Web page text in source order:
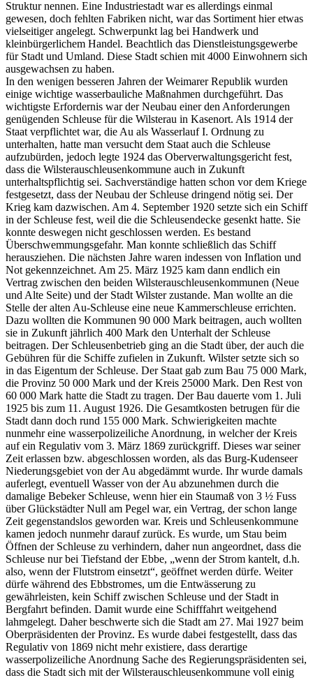
Struktur nennen. Eine Industriestadt war es allerdings einmal
gewesen, doch fehlten Fabriken nicht, war das Sortiment hier etwas
vielseitiger angelegt. Schwerpunkt lag bei Handwerk und
kleinbürgerlichem Handel. Beachtlich das Dienstleistungsgewerbe
für Stadt und Umland. Diese Stadt schien mit 4000 Einwohnern sich
ausgewachsen zu haben.
In den wenigen besseren Jahren der Weimarer Republik wurden
einige wichtige wasserbauliche Maßnahmen durchgeführt. Das
wichtigste Erfordernis war der Neubau einer den Anforderungen
genügenden Schleuse für die Wilsterau in Kasenort. Als 1914 der
Staat verpflichtet war, die Au als Wasserlauf I. Ordnung zu
unterhalten, hatte man versucht dem Staat auch die Schleuse
aufzubürden, jedoch legte 1924 das Oberverwaltungsgericht fest,
dass die Wilsterauschleusenkommune auch in Zukunft
unterhaltspflichtig sei. Sachverständige hatten schon vor dem Kriege
festgesetzt, dass der Neubau der Schleuse dringend nötig sei. Der
Krieg kam dazwischen. Am 4. September 1920 setzte sich ein Schiff
in der Schleuse fest, weil die die Schleusendecke gesenkt hatte. Sie
konnte deswegen nicht geschlossen werden. Es bestand
Überschwemmungsgefahr. Man konnte schließlich das Schiff
herausziehen. Die nächsten Jahre waren indessen von Inflation und
Not gekennzeichnet. Am 25. März 1925 kam dann endlich ein
Vertrag zwischen den beiden Wilsterauschleusenkommunen (Neue
und Alte Seite) und der Stadt Wilster zustande. Man wollte an die
Stelle der alten Au-Schleuse eine neue Kammerschleuse errichten.
Dazu wollten die Kommunen 90 000 Mark beitragen, auch wollten
sie in Zukunft jährlich 400 Mark den Unterhalt der Schleuse
beitragen. Der Schleusenbetrieb ging an die Stadt über, der auch die
Gebühren für die Schiffe zufielen in Zukunft. Wilster setzte sich so
in das Eigentum der Schleuse. Der Staat gab zum Bau 75 000 Mark,
die Provinz 50 000 Mark und der Kreis 25000 Mark. Den Rest von
60 000 Mark hatte die Stadt zu tragen. Der Bau dauerte vom 1. Juli
1925 bis zum 11. August 1926. Die Gesamtkosten betrugen für die
Stadt dann doch rund 155 000 Mark. Schwierigkeiten machte
nunmehr eine wasserpolizeiliche Anordnung, in welcher der Kreis
auf ein Regulativ vom 3. März 1869 zurückgriff. Dieses war seiner
Zeit erlassen bzw. abgeschlossen worden, als das Burg-Kudenseer
Niederungsgebiet von der Au abgedämmt wurde. Ihr wurde damals
auferlegt, eventuell Wasser von der Au abzunehmen durch die
damalige Bebeker Schleuse, wenn hier ein Staumaß von 3 ½ Fuss
über Glückstädter Null am Pegel war, ein Vertrag, der schon lange
Zeit gegenstandslos geworden war. Kreis und Schleusenkommune
kamen jedoch nunmehr darauf zurück. Es wurde, um Stau beim
Öffnen der Schleuse zu verhindern, daher nun angeordnet, dass die
Schleuse nur bei Tiefstand der Ebbe, „wenn der Strom kantelt, d.h.
also, wenn der Flutstrom einsetzt“, geöffnet werden dürfe. Weiter
dürfe während des Ebbstromes, um die Entwässerung zu
gewährleisten, kein Schiff zwischen Schleuse und der Stadt in
Bergfahrt befinden. Damit wurde eine Schifffahrt weitgehend
lahmgelegt. Daher beschwerte sich die Stadt am 27. Mai 1927 beim
Oberpräsidenten der Provinz. Es wurde dabei festgestellt, dass das
Regulativ von 1869 nicht mehr existiere, dass derartige
wasserpolizeiliche Anordnung Sache des Regierungspräsidenten sei,
dass die Stadt sich mit der Wilsterauschleusenkommune voll einig